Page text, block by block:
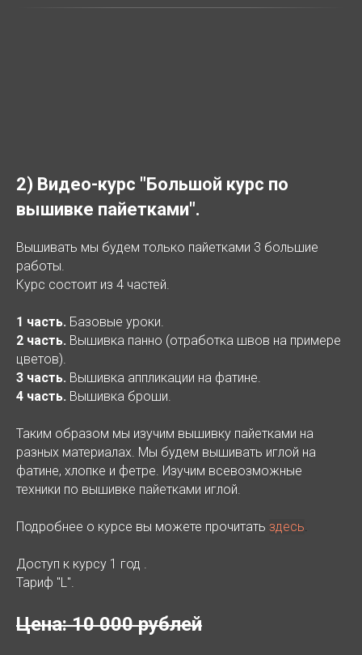
2) Видео-курс "Большой курс по
вышивке пайетками".
Вышивать мы будем только пайетками 3 большие
работы.
Курс состоит из 4 частей.
1 часть. Базовые уроки.
2 часть. Вышивка панно (отработка швов на примере
цветов).
3 часть. Вышивка аппликации на фатине.
4 часть. Вышивка броши.
Таким образом мы изучим вышивку пайетками на
разных материалах. Мы будем вышивать иглой на
фатине, хлопке и фетре. Изучим всевозможные
техники по вышивке пайетками иглой.
Подробнее о курсе вы можете прочитать здесь.
Доступ к курсу 1 год .
Тариф "L".
Цена: 10 000 рублей